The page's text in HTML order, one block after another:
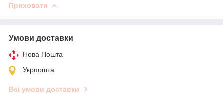
Приховати
Умови доставки
Нова Пошта
Укрпошта
Всі умови доставки